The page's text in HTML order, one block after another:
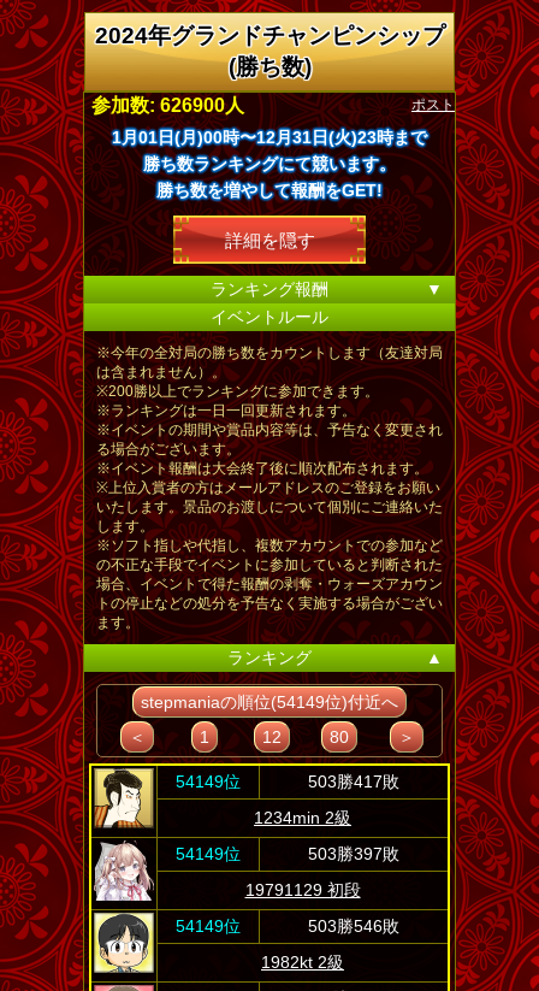
2024年グランドチャンピンシップ
(勝ち数)
ポスト
参加数: 626900人
1月01日(月)00時〜12月31日(火)23時まで
勝ち数ランキングにて競います。
勝ち数を増やして報酬をGET!
詳細を隠す
ランキング報酬
▼
イベントルール
※今年の全対局の勝ち数をカウントします（友達対局
は含まれません）。
※200勝以上でランキングに参加できます。
※ランキングは一日一回更新されます。
※イベントの期間や賞品内容等は、予告なく変更され
る場合がございます。
※イベント報酬は大会終了後に順次配布されます。
※上位入賞者の方はメールアドレスのご登録をお願い
いたします。景品のお渡しについて個別にご連絡いた
します。
※ソフト指しや代指し、複数アカウントでの参加など
の不正な手段でイベントに参加していると判断された
場合、イベントで得た報酬の剥奪・ウォーズアカウン
トの停止などの処分を予告なく実施する場合がござい
ます。
ランキング ▲
stepmaniaの順位(54149位)付近へ
＜
1 12 80 ＞
54149位
503勝417敗
1234min 2級
54149位
503勝397敗
19791129 初段
54149位
503勝546敗
1982kt 2級